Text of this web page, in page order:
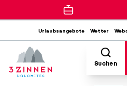
Urlaubsangebote Wetter
Suchen